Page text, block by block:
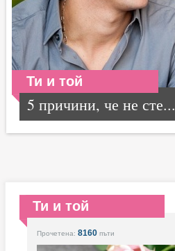
Ти и той
5 причини, че не сте...
Ти и той
Прочетена: 8160 пъти